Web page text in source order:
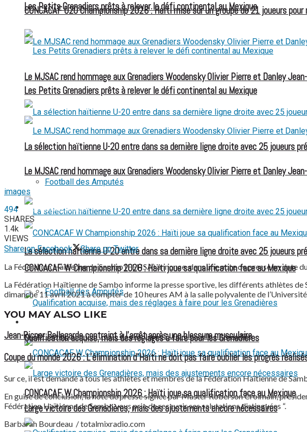
CONCACAF U20 Championship 2026 : Haïti mise sur un groupe de 21 joueurs
Les Petits Grenadiers prêts à relever le défi continental au Mexique
Le MJSAC rend hommage aux Grenadiers Woodensky Olivier Pierre et Danley
La sélection haïtienne U-20 entre dans sa dernière ligne droite avec 25 joueurs
Football des Amputés
CONCACAF W Championship 2026 : Haïti joue sa qualification face au Mexique
Les Petits Grenadiers prêts à relever le défi continental au Mexique
Le MJSAC rend hommage aux Grenadiers Woodensky Olivier Pierre et Danley
La sélection haïtienne U-20 entre dans sa dernière ligne droite avec 25 joueurs
Football des Amputés
FOOTBALL FÉMININ
CONCACAF W Championship 2026 : Haïti joue sa qualification face au Mexique
Qualification acquise, mais des réglages à faire pour les Grenadières
Large victoire des Grenadières, mais des ajustements encore nécessaires
images
494
SHARES
1.4k
VIEWS
Share on Facebook
Share on Twitter
La Fédération Haïtienne de Sambo (FEHSA) annonce, dans une note de presse en
La Fédération Haïtienne de Sambo informe la presse sportive, les différents athlètes
dimanche 11 avril 2021 à compter de 10 heures AM à la salle polyvalente de
YOU MAY ALSO LIKE
Jean-Ricner Bellegarde contraint à l’arrêt après une blessure musculaire
Coupe du monde 2026 : L’élimination d’Haïti ne doit pas faire oublier les progrès
Sur ce, il est demandé à tous les athlètes et membres de la Fédération Haïtienne de
En guise de conclusion, la note de presse signée par Master Roberson Croimain,
Fédération Haïtienne de Sambo vous prie de recevoir ses salutations distinguées “.
Barbarah Bourdeau / totalmixradio.com